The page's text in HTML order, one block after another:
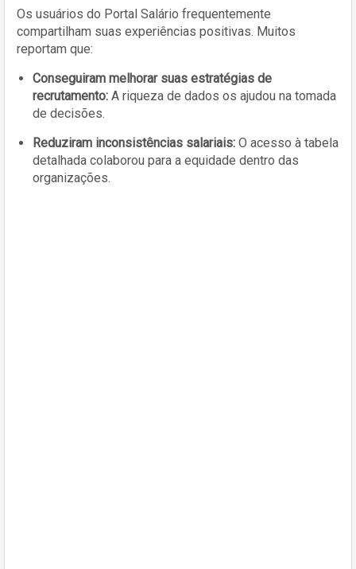
Os usuários do Portal Salário frequentemente
compartilham suas experiências positivas. Muitos
reportam que:
Conseguiram melhorar suas estratégias de
recrutamento: A riqueza de dados os ajudou na tomada
de decisões.
Reduziram inconsistências salariais: O acesso à tabela
detalhada colaborou para a equidade dentro das
organizações.